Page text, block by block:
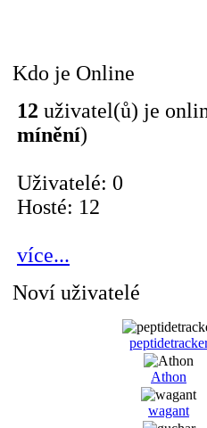
Kdo je Online
12 uživatel(ů) je
mínění)
Uživatelé: 0
Hosté: 12
více...
Noví uživatelé
Athon
wagant